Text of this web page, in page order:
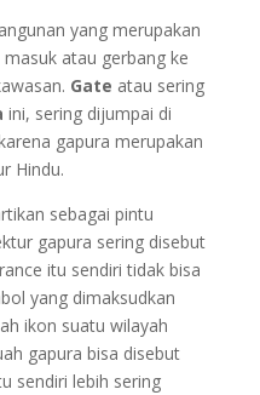
yang merupakan
atau gerbang ke
Gate atau sering
ini, sering dijumpai di
gapura merupakan
Hindu.
sebagai pintu
gapura sering disebut
itu sendiri tidak bisa
yang dimaksudkan
ikon suatu wilayah
gapura bisa disebut
sendiri lebih sering